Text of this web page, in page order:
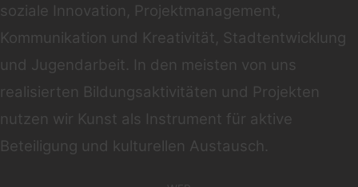
soziale Innovation, Projektmanagement,
Kommunikation und Kreativität, Stadtentwicklung
und Jugendarbeit. In den meisten von uns
realisierten Bildungsaktivitäten und Projekten
nutzen wir Kunst als Instrument für aktive
Beteiligung und kulturellen Austausch.